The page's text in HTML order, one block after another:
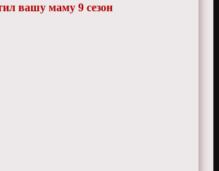
вашу маму 9 сезон